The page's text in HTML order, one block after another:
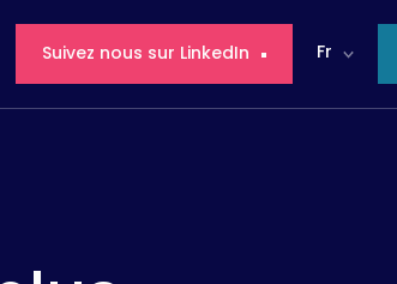
Suivez nous sur LinkedIn Fr